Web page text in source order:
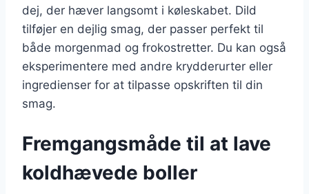
dej, der hæver langsomt i køleskabet. Dild
tilføjer en dejlig smag, der passer perfekt til
både morgenmad og frokostretter. Du kan også
eksperimentere med andre krydderurter eller
ingredienser for at tilpasse opskriften til din
smag.
Fremgangsmåde til at lave
koldhævede boller